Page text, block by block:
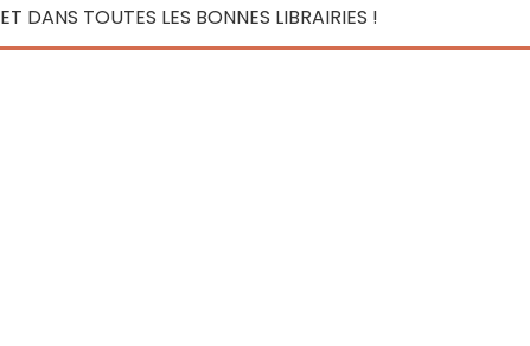
ET DANS TOUTES LES BONNES LIBRAIRIES !